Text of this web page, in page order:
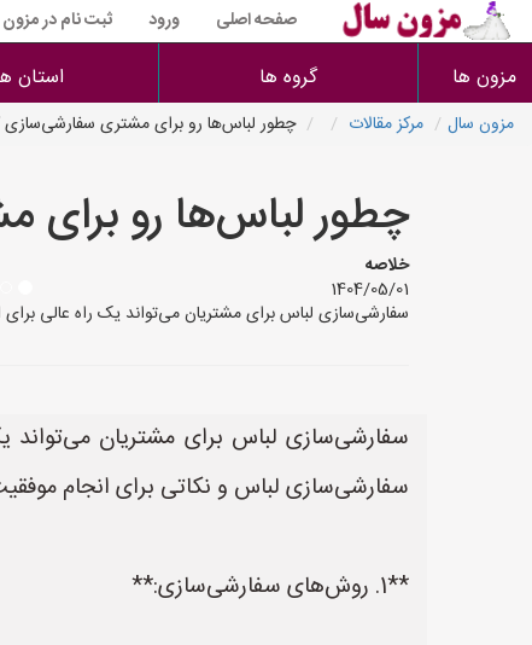
صفحه اصلی ورود ثبت نام در
مزون ها گروه ها استان
مزون سال مرکز مقالات چطور لباس‌ها رو برای مشتری سفارشی‌سازی
چطور لباس‌ها رو برای
خلاصه
1404/05/01
سفارشی‌سازی لباس برای مشتریان می‌تواند یک راه عالی
سفارشی‌سازی لباس برای مشتریان می‌تواند
سفارشی‌سازی لباس و نکاتی برای انجام
**1. روش‌های سفارشی‌سازی:**